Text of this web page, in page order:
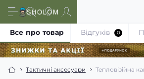
Тактичні аксесуари Тепловізійна
Все про товар Відгуків 0